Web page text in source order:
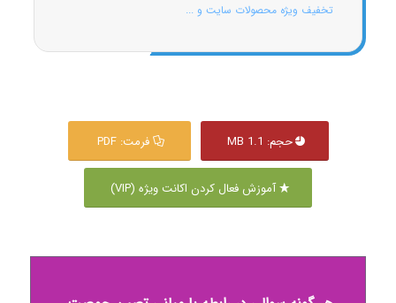
تخفیف ویژه محصولات سایت و ...
حجم: 1.1 MB فرمت: PDF
آموزش فعال کردن اکانت ویژه (VIP)